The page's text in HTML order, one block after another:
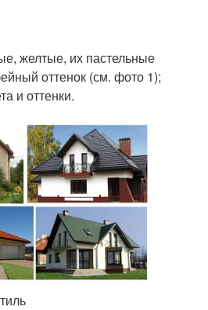
желтые, их пастельные
оттенок (см. фото 1);
и оттенки.